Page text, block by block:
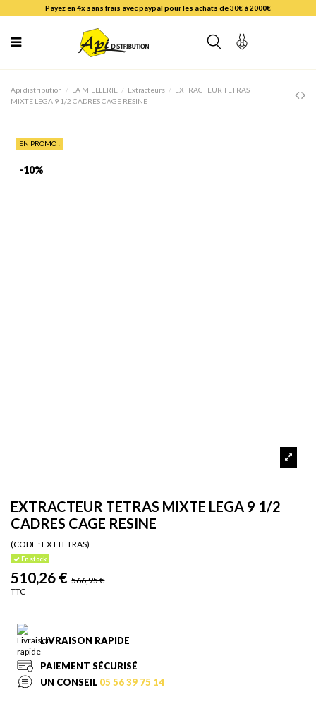
Payez en 4x sans frais avec paypal pour les achats de 30€ à 2000€
Api distribution LA MIELLERIE Extracteurs
EXTRACTEUR TETRAS
MIXTE LEGA 9 1/2 CADRES CAGE RESINE
EN PROMO !
-10%
EXTRACTEUR TETRAS MIXTE LEGA 9 1/2
CADRES CAGE RESINE
(CODE :EXTTETRAS)
En stock
510,26 € 566,95 €
TTC
LIVRAISON RAPIDE
PAIEMENT SÉCURISÉ
UN CONSEIL 05 56 39 75 14